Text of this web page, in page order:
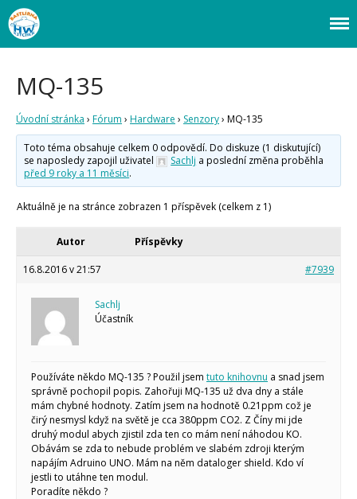
Články
Často kladené dotazy
O programování obecně
Videa
Koupit
Webový magazín o bastlení a tvoření. Naučte se základy programování a
elektroniky zábavnou formou! Arduino a microbit projekty, návody,
MQ-135
Úvodní stránka › Fórum › Hardware › Senzory› MQ-135
Toto téma obsahuje celkem 0 odpovědí. Do diskuze (1 diskutující)
se naposledy zapojil uživatel
Sachlj a poslední změna proběhla
před 9 roky a 11 měsíci.
Aktuálně je na stránce zobrazen 1 příspěvek (celkem z 1)
Autor Příspěvky
16.8.2016 v 21:57 #7939
Sachlj
Účastník
Používáte někdo MQ-135 ? Použil jsem tuto knihovnu a snad jsem
správně pochopil popis. Zahořuji MQ-135 už dva dny a stále
mám chybné hodnoty. Zatím jsem na hodnotě 0.21ppm což je
čirý nesmysl když na světě je cca 380ppm CO2. Z Číny mi jde
druhý modul abych zjistil zda ten co mám není náhodou KO.
Obávám se zda to nebude problém ve slabém zdroji kterým
napájím Adruino UNO. Mám na něm dataloger shield. Kdo ví
jestli to utáhne ten modul.
Poradíte někdo ?